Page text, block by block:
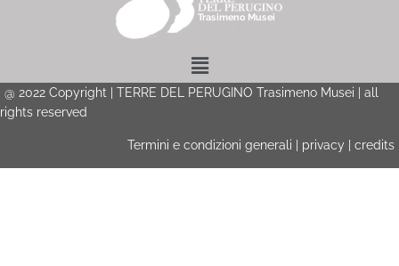
Menu
@ 2022 Copyright | TERRE DEL PERUGINO Trasimeno Musei | all
rights reserved
Termini e condizioni generali privacy credits